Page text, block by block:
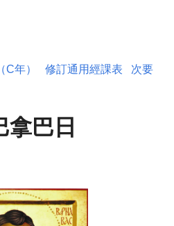
C年） 修訂通用經課表
次要
拿巴日